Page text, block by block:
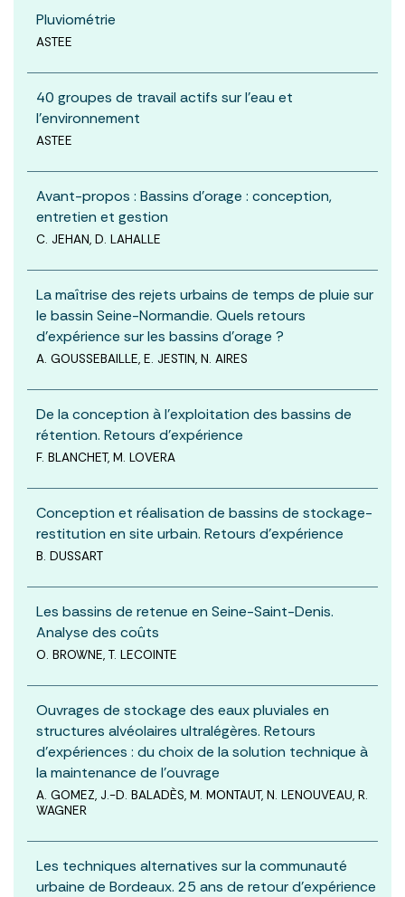
Pluviométrie
ASTEE
40 groupes de travail actifs sur l'eau et
l'environnement
ASTEE
Avant-propos : Bassins d’orage : conception,
entretien et gestion
C. JEHAN, D. LAHALLE
La maîtrise des rejets urbains de temps de pluie sur
le bassin Seine-Normandie. Quels retours
d’expérience sur les bassins d’orage ?
A. GOUSSEBAILLE, E. JESTIN, N. AIRES
De la conception à l’exploitation des bassins de
rétention. Retours d’expérience
F. BLANCHET, M. LOVERA
Conception et réalisation de bassins de stockage-
restitution en site urbain. Retours d’expérience
B. DUSSART
Les bassins de retenue en Seine-Saint-Denis.
Analyse des coûts
O. BROWNE, T. LECOINTE
Ouvrages de stockage des eaux pluviales en
structures alvéolaires ultralégères. Retours
d’expériences : du choix de la solution technique à
la maintenance de l’ouvrage
A. GOMEZ, J.-D. BALADÈS, M. MONTAUT, N. LENOUVEAU, R.
WAGNER
Les techniques alternatives sur la communauté
urbaine de Bordeaux. 25 ans de retour d’expérience